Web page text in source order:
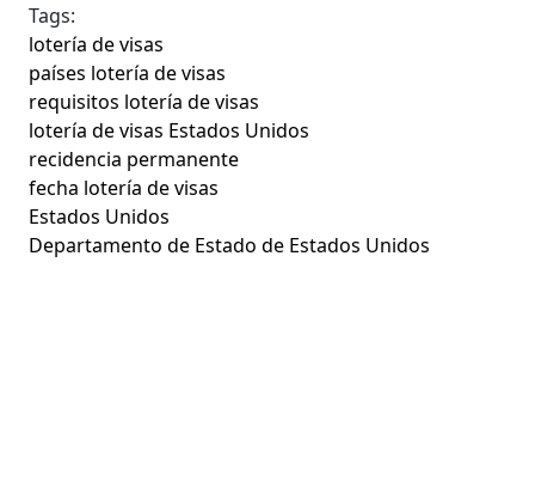
Tags:
lotería de visas
países lotería de visas
requisitos lotería de visas
lotería de visas Estados Unidos
recidencia permanente
fecha lotería de visas
Estados Unidos
Departamento de Estado de Estados Unidos